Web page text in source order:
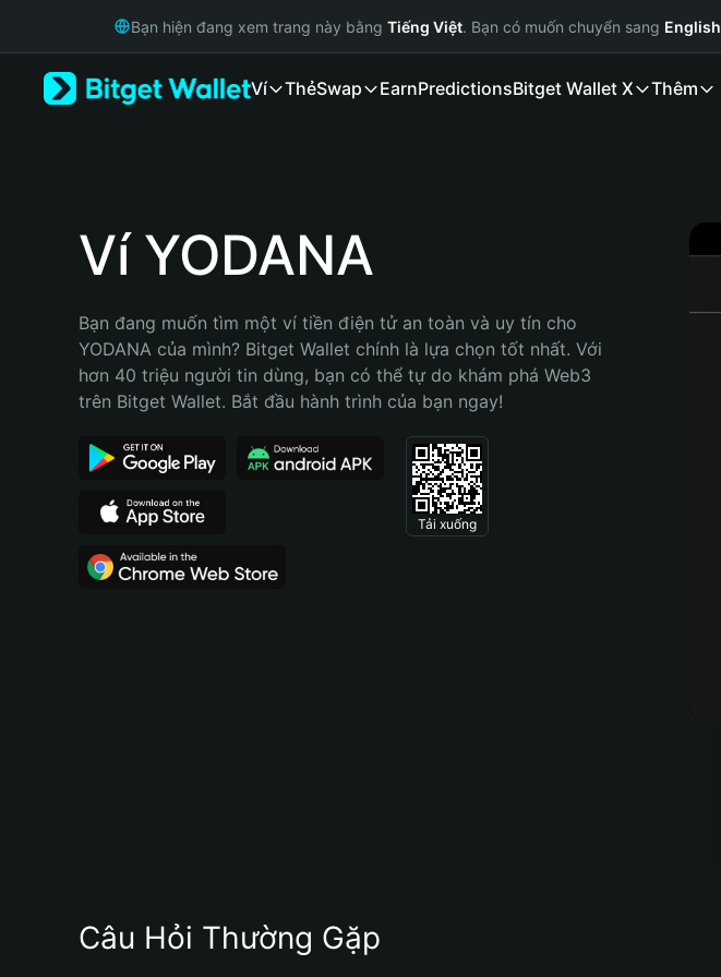
Русский
Bahasa Indonesia
Português (Brasil)
Bạn hiện đang xem trang này bằng Tiếng Việt. Bạn có muốn chuyển sang English
Ví ThẻSwap EarnPredictionsBitget Wallet X Thêm
Ví YODANA
Bạn đang muốn tìm một ví tiền điện tử an toàn và uy tín cho
YODANA của mình? Bitget Wallet chính là lựa chọn tốt nhất. Với
hơn 40 triệu người tin dùng, bạn có thể tự do khám phá Web3
trên Bitget Wallet. Bắt đầu hành trình của bạn ngay!
Tải xuống
Câu Hỏi Thường Gặp